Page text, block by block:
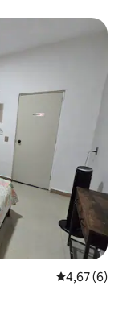
Évaluation
4,67 (6)